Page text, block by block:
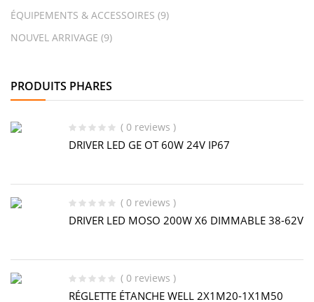
ÉQUIPEMENTS & ACCESSOIRES (9)
NOUVEL ARRIVAGE (9)
PRODUITS PHARES
( 0 reviews )
DRIVER LED GE OT 60W 24V IP67
( 0 reviews )
DRIVER LED MOSO 200W X6 DIMMABLE 38-62V
( 0 reviews )
RÉGLETTE ÉTANCHE WELL 2X1M20-1X1M50